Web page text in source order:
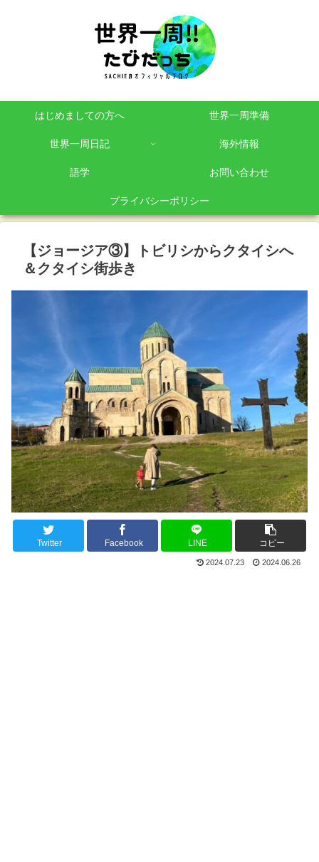
はじめましての方へ 世界一周準備
世界一周日記 海外情報
語学 お問い合わせ
プライバシーポリシー
【ジョージア③】トビリシからクタイシへ
＆クタイシ街歩き
Twitter Facebook LINE コピー
2024.07.23 2024.06.26